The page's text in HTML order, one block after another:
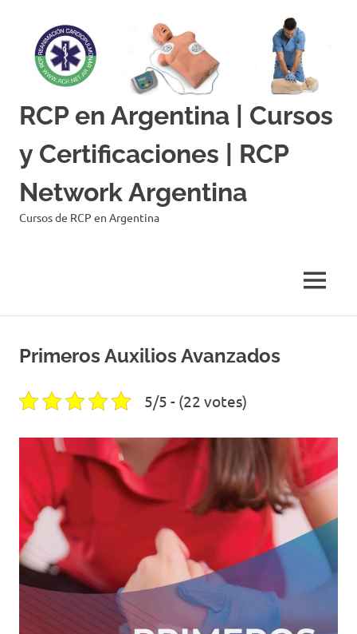
content
RCP en Argentina | Cursos
y Certificaciones | RCP
Network Argentina
Cursos de RCP en Argentina
MENU
Primeros Auxilios Avanzados
5/5 - (22 votes)